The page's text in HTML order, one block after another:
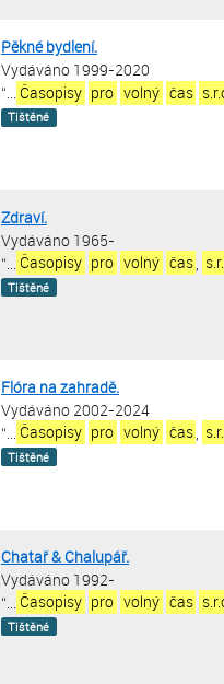
Pěkné bydlení.
Vydáváno 1999-2020
“... Časopisy pro volný čas
Tištěné
Zdraví.
Vydáváno 1965-
“
Časopisy pro volný čas
Tištěné
Flóra na zahradě.
Vydáváno 2002-2024
“
Časopisy pro volný čas
Tištěné
Chatař & Chalupář.
Vydáváno 1992-
“
Časopisy pro volný čas
Tištěné